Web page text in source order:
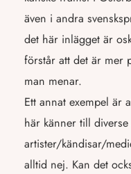
även i andra
det här inlägget är
förstår att det är mer
man menar.
Ett annat exempel är
här känner till diverse
artister/kändisar/
alltid nej. Kan det